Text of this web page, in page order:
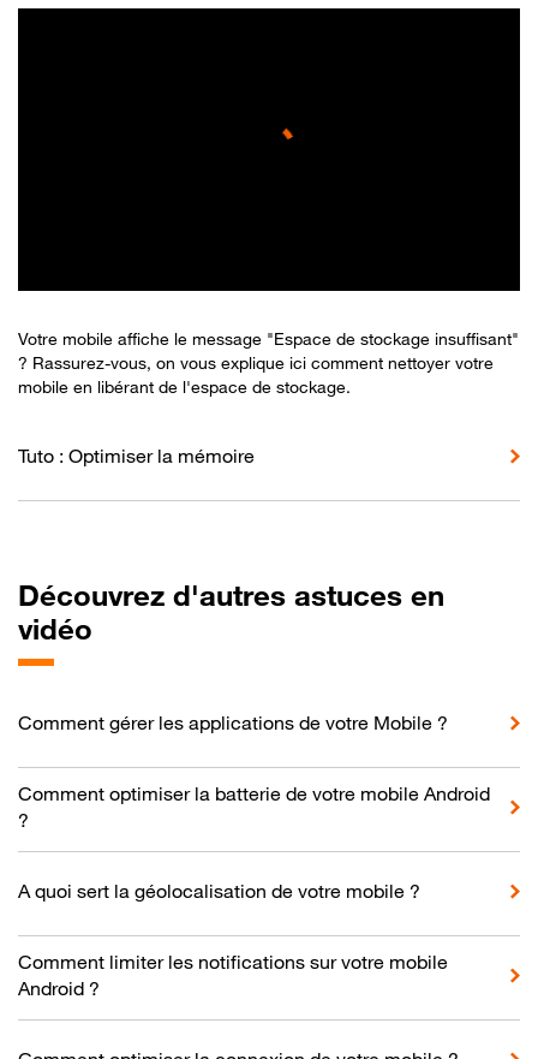
Votre mobile affiche le message "Espace de stockage insuffisant"
? Rassurez-vous, on vous explique ici comment nettoyer votre
mobile en libérant de l'espace de stockage.
Tuto : Optimiser la mémoire
Découvrez d'autres astuces en
vidéo
Comment gérer les applications de votre Mobile ?
Comment optimiser la batterie de votre mobile Android
?
A quoi sert la géolocalisation de votre mobile ?
Comment limiter les notifications sur votre mobile
Android ?